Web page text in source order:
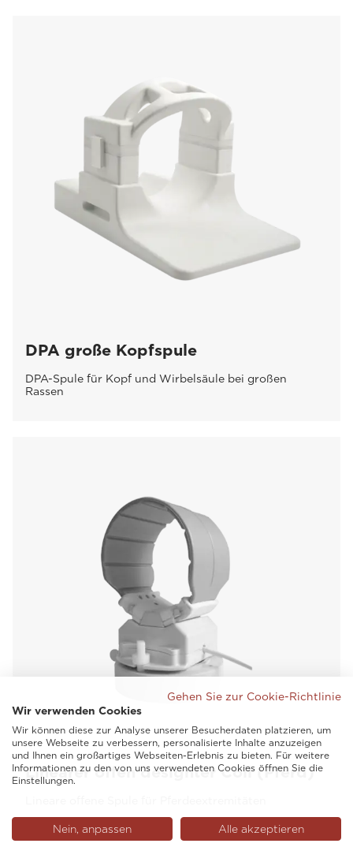
DPA große Kopfspule
DPA-Spule für Kopf und Wirbelsäule bei großen
Rassen
Linearer offen designter Coil (Pferd)
Gehen Sie zur Cookie-Richtlinie
Wir verwenden Cookies
Wir können diese zur Analyse unserer Besucherdaten platzieren, um
unsere Webseite zu verbessern, personalisierte Inhalte anzuzeigen
und Ihnen ein großartiges Webseiten-Erlebnis zu bieten. Für weitere
Informationen zu den von uns verwendeten Cookies öffnen Sie die
Einstellungen.
Nein, anpassen Alle akzeptieren